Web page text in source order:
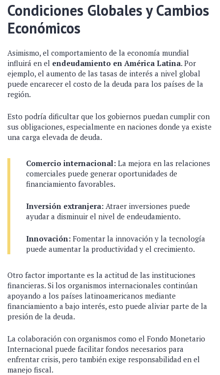
Condiciones Globales y Cambios
Económicos
Asimismo, el comportamiento de la economía mundial
influirá en el endeudamiento en América Latina. Por
ejemplo, el aumento de las tasas de interés a nivel global
puede encarecer el costo de la deuda para los países de la
región.
Esto podría dificultar que los gobiernos puedan cumplir con
sus obligaciones, especialmente en naciones donde ya existe
una carga elevada de deuda.
Comercio internacional: La mejora en las relaciones
comerciales puede generar oportunidades de
financiamiento favorables.
Inversión extranjera: Atraer inversiones puede
ayudar a disminuir el nivel de endeudamiento.
Innovación: Fomentar la innovación y la tecnología
puede aumentar la productividad y el crecimiento.
Otro factor importante es la actitud de las instituciones
financieras. Si los organismos internacionales continúan
apoyando a los países latinoamericanos mediante
financiamiento a bajo interés, esto puede aliviar parte de la
presión de la deuda.
La colaboración con organismos como el Fondo Monetario
Internacional puede facilitar fondos necesarios para
enfrentar crisis, pero también exige responsabilidad en el
manejo fiscal.